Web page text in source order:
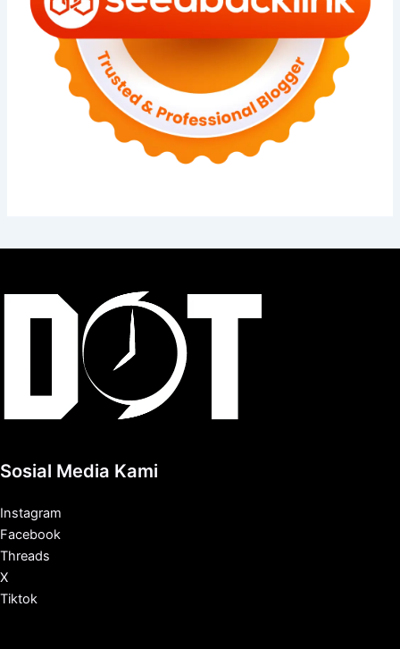
Sosial Media Kami
Instagram
Facebook
Threads
X
Tiktok